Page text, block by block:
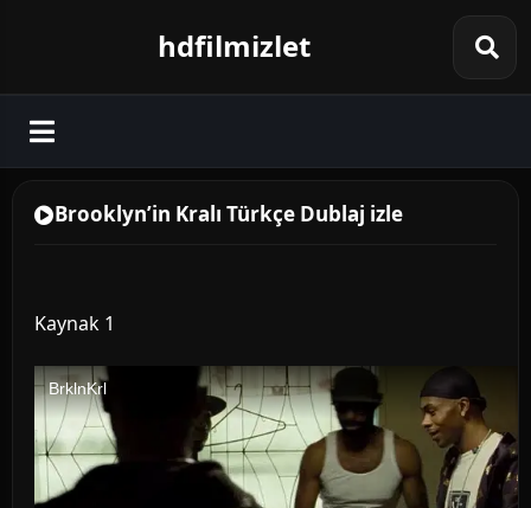
hdfilmizlet
Brooklyn’in Kralı Türkçe Dublaj izle
Kaynak 1